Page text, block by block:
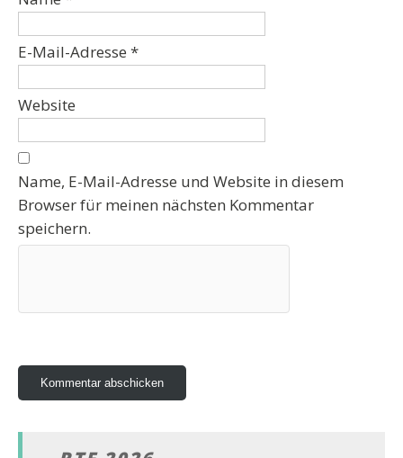
E-Mail-Adresse *
Website
Name, E-Mail-Adresse und Website in diesem
Browser für meinen nächsten Kommentar
speichern.